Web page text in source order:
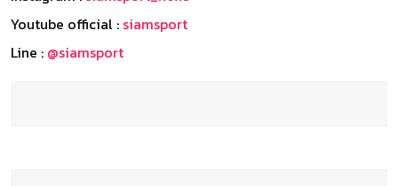
Youtube official : siamsport
Line : @siamsport